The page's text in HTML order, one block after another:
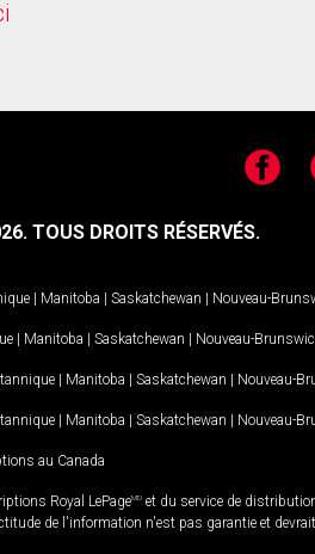
TOUS DROITS RÉSERVÉS.
| Manitoba | Saskatchewan | Nouveau-
| Manitoba | Saskatchewan | Nouveau-
| Manitoba | Saskatchewan | Nouveau-
| Manitoba | Saskatchewan | Nouveau-
au Canada
Royal LePageMD et du service de
de l'information n'est pas garantie et